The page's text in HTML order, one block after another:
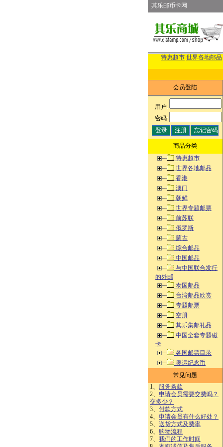
其乐邮币卡网
特惠超市 世界各地邮品
会员登陆
用户:
密码:
商品分类
特惠超市
世界各地邮品
香港
澳门
朝鲜
世界专题邮票
前苏联
俄罗斯
蒙古
综合邮品
中国邮品
与中国联合发行
的外邮
泰国邮品
台湾邮品欣赏
专题邮票
空册
其乐集邮礼品
中国全套专题磁
卡
各国邮票目录
奥运纪念币
常见问题
1、 服务条款
2、 申请会员需要交费吗？
交多少？
3、 付款方式
4、 申请会员有什么好处？
5、 送货方式及费率
6、 购物流程
7、 我们的工作时间